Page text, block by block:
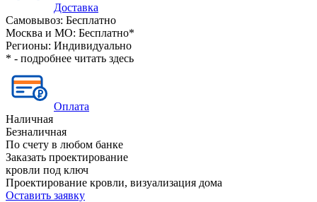
Доставка
Самовывоз: Бесплатно
Москва и МО: Бесплатно*
Регионы: Индивидуально
* - подробнее читать здесь
Оплата
Наличная
Безналичная
По счету в любом банке
Заказать проектирование
кровли под ключ
Проектирование кровли, визуализация дома
Оставить заявку